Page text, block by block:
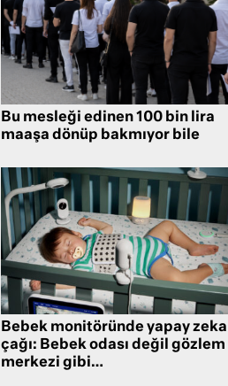
Bu mesleği edinen 100 bin lira
maaşa dönüp bakmıyor bile
Bebek monitöründe yapay zeka
çağı: Bebek odası değil gözlem
merkezi gibi…